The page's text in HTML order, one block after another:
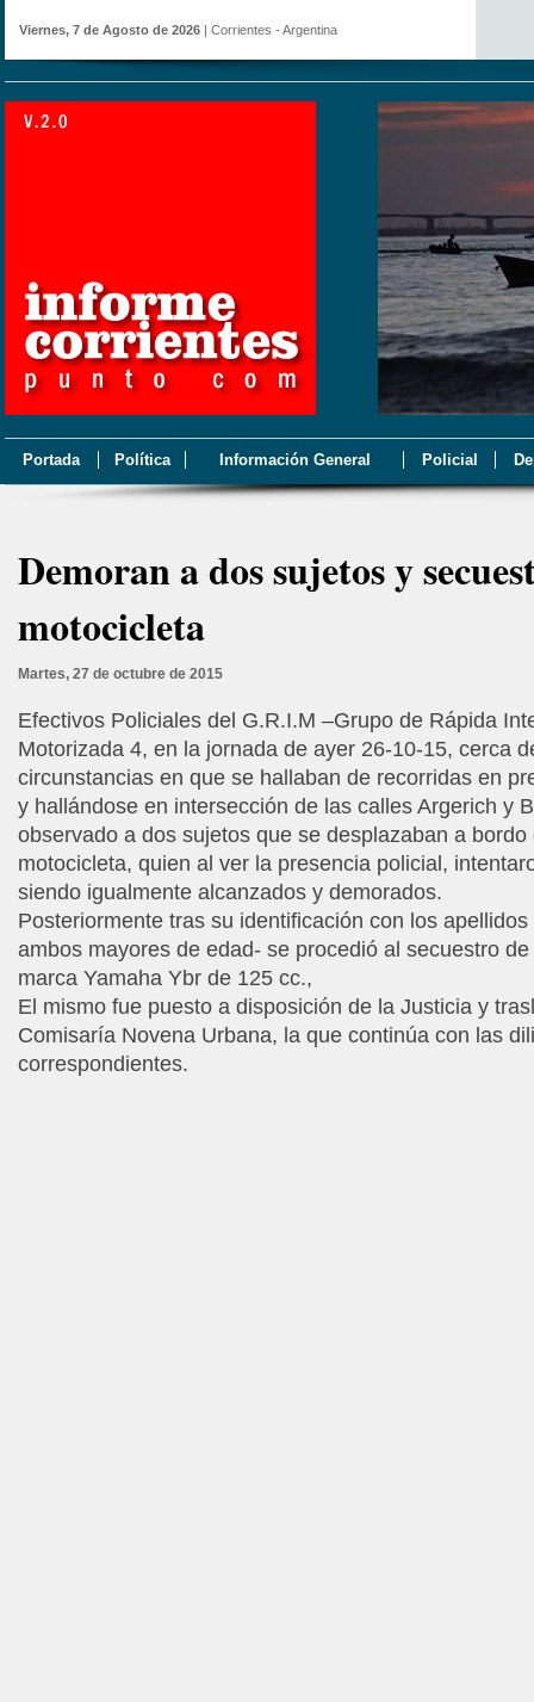
Viernes, 7 de Agosto de 2026 | Corrientes - Argentina
Portada Política Información General Policial
Demoran a dos sujetos y
motocicleta
Martes, 27 de octubre de 2015
Efectivos Policiales del G.R.I.M –Grupo de Rápida
Motorizada 4, en la jornada de ayer 26-10-15, cerca
circunstancias en que se hallaban de recorridas en
y hallándose en intersección de las calles Argerich y
observado a dos sujetos que se desplazaban a bordo
motocicleta, quien al ver la presencia policial,
siendo igualmente alcanzados y demorados.
Posteriormente tras su identificación con los
ambos mayores de edad- se procedió al secuestro
marca Yamaha Ybr de 125 cc.,
El mismo fue puesto a disposición de la Justicia y
Comisaría Novena Urbana, la que continúa con las
correspondientes.